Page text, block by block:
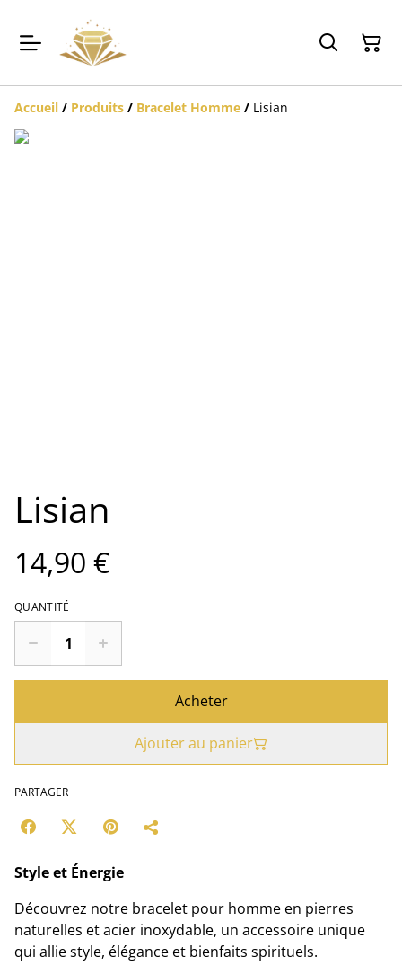
Accueil / Produits / Bracelet Homme / Lisian
Lisian
14,90 €
QUANTITÉ
Acheter
Ajouter au panier
PARTAGER
Style et Énergie
Découvrez notre bracelet pour homme en pierres
naturelles et acier inoxydable, un accessoire unique
qui allie style, élégance et bienfaits spirituels.